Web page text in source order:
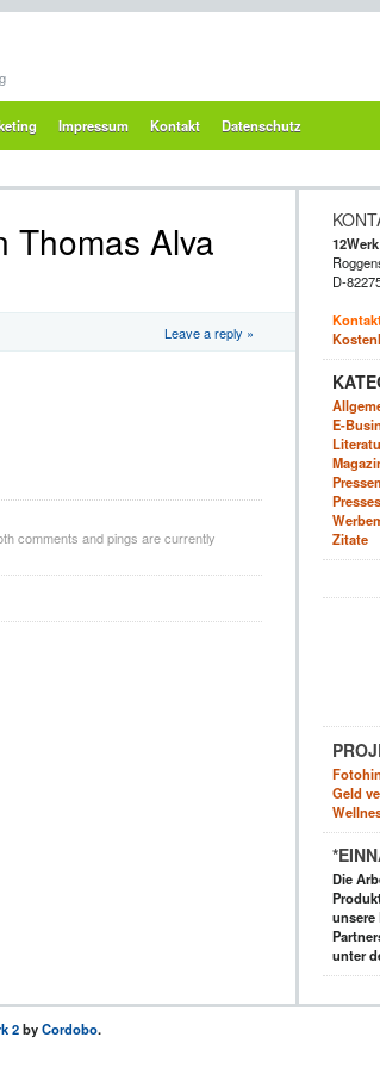
Impressum Kontakt Datenschutz
Thomas Alva
Leave a reply »
comments and pings are currently
D-
E-
Zitate
Geld
Die
unsere
unter
2byCordobo.